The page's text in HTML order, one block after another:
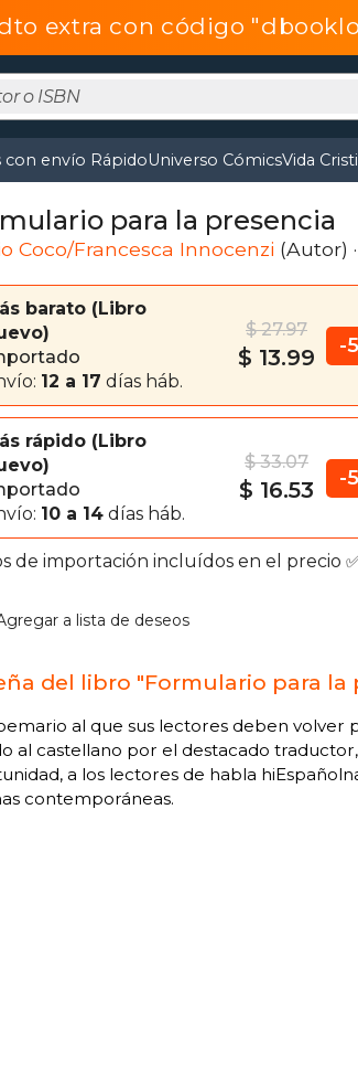
dto extra con código
con envío RápidoUniverso CómicsVida
para la presencia
Coco/Francesca Innocenzi (Autor) ·
barato
Libro
12 a 17 días háb.
$ 27.97
$ 13.99 -
rápido
Libro
10 a 14 días háb.
$ 33.07
$ 16.53 -
de importación incluídos en el precio
a lista de deseos
del libro "Formulario para la
al que sus lectores deben volver
al castellano por el destacado
a los lectores de habla
contemporáneas.